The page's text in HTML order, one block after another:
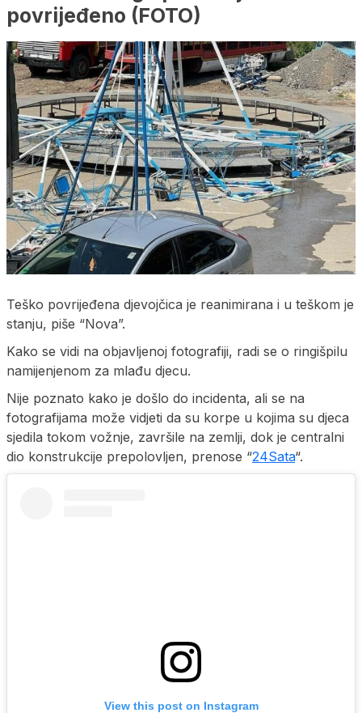
povrijeđeno (FOTO)
Teško povrijeđena djevojčica je reanimirana i u teškom je
stanju, piše “Nova”.
Kako se vidi na objavljenoj fotografiji, radi se o ringišpilu
namijenjenom za mlađu djecu.
Nije poznato kako je došlo do incidenta, ali se na
fotografijama može vidjeti da su korpe u kojima su djeca
sjedila tokom vožnje, završile na zemlji, dok je centralni
dio konstrukcije prepolovljen, prenose “24Sata“.
View this post on Instagram